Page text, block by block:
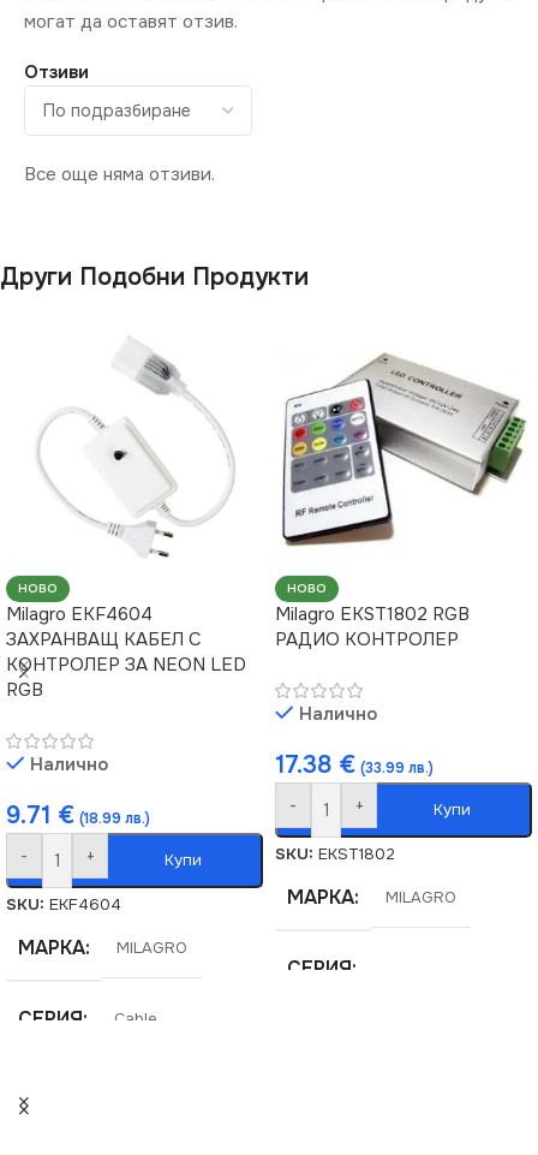
Отзиви
Все още няма отзиви.
могат да оставят отзив.
Други Подобни Продукти
НОВО
Milagro EKF4604
ЗАХРАНВАЩ КАБЕЛ С
КОНТРОЛЕР ЗА NEON LED
RGB
Налично
9.71 € (18.99 лв.)
- + Купи
SKU: EKF4604
МАРКА MILAGRO
СЕРИЯ Cable
(K)
НОВО
Milagro EKST1802 RGB
РАДИО КОНТРОЛЕР
Налично
17.38 € (33.99 лв.)
- + Купи
SKU: EKST1802
МАРКА MILAGRO
СЕРИЯ